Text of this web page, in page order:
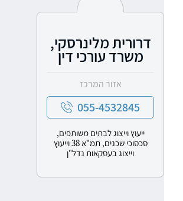
דרורית מלינרסקי,
משרד עורכי דין
אזור המרכז
055-4532845
ייעוץ וייצוג לבתים משותפים,
סכסוכי שכנים, תמ"א 38 וייעוץ
וייצוג בעסקאות נדל"ן